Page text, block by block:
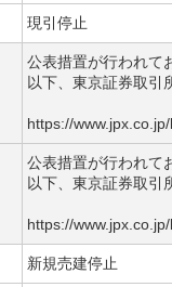
現引停止
公表措置が行われて
以下、東京証券取引
https://
公表措置が行われて
以下、東京証券取引
https://
新規売建停止